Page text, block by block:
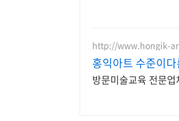
http://www.hongik-
홍익아트 수준이
방문미술교육 전문